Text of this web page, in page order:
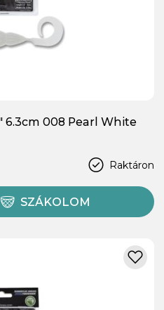
6.3cm 008 Pearl White
Raktáron
SZÁKOLOM